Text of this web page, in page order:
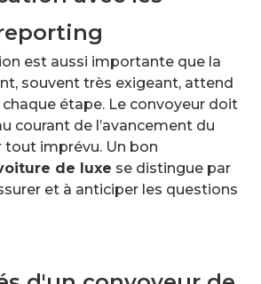
est aussi importante que la
souvent très exigeant, attend
chaque étape. Le convoyeur doit
courant de l’avancement du
imprévu. Un bon
de luxe se distingue par
et à anticiper les questions